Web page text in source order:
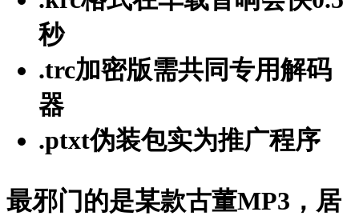
秒
.trc加密版需共同专用解码
器
.ptxt伪装包实为推广程序
最邪门的是某款古董MP3，居